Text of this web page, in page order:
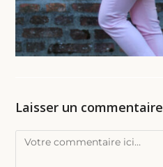
Laisser un commentaire